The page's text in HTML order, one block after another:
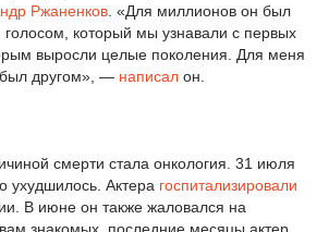
Ржаненков . «Для миллионов он был
который мы узнавали с первых
выросли целые поколения. Для меня
другом», — написал он.
смерти стала онкология. 31 июля
ухудшилось. Актера госпитализировали
В июне он также жаловался на